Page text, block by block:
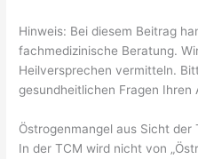
Hinweis: Bei diesem Beitrag
fachmedizinische Beratung.
Heilversprechen vermitteln.
gesundheitlichen Fragen Ihren
Östrogenmangel aus Sicht der
In der TCM wird nicht von